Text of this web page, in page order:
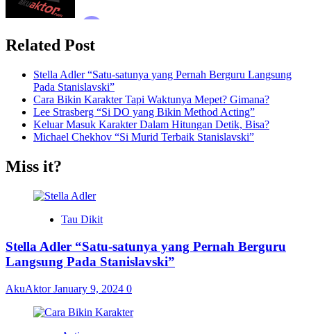
Related Post
Stella Adler “Satu-satunya yang Pernah Berguru Langsung
Pada Stanislavski”
Cara Bikin Karakter Tapi Waktunya Mepet? Gimana?
Lee Strasberg “Si DO yang Bikin Method Acting”
Keluar Masuk Karakter Dalam Hitungan Detik, Bisa?
Michael Chekhov “Si Murid Terbaik Stanislavski”
Miss it?
Tau Dikit
Stella Adler “Satu-satunya yang Pernah Berguru
Langsung Pada Stanislavski”
AkuAktorJanuary 9, 2024 0